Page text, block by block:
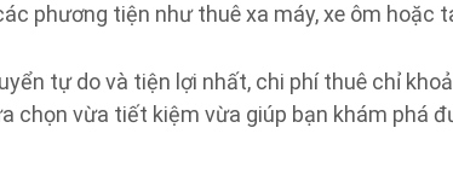
phương tiện như thuê xa máy, xe ôm hoặc
tự do và tiện lợi nhất, chi phí thuê chỉ
chọn vừa tiết kiệm vừa giúp bạn khám phá